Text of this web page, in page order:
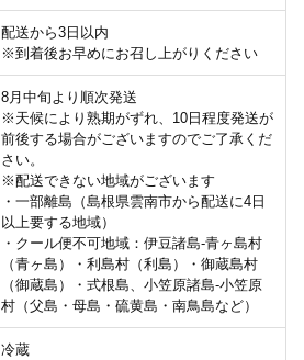
配送から3日以内
※到着後お早めにお召し上がりください
8月中旬より順次発送
※天候により熟期がずれ、10日程度発送が
前後する場合がございますのでご了承くだ
さい。
※配送できない地域がございます
・一部離島（島根県雲南市から配送に4日
以上要する地域）
・クール便不可地域：伊豆諸島-青ヶ島村
（青ヶ島）・利島村（利島）・御蔵島村
（御蔵島）・式根島、小笠原諸島-小笠原
村（父島・母島・硫黄島・南鳥島など）
冷蔵